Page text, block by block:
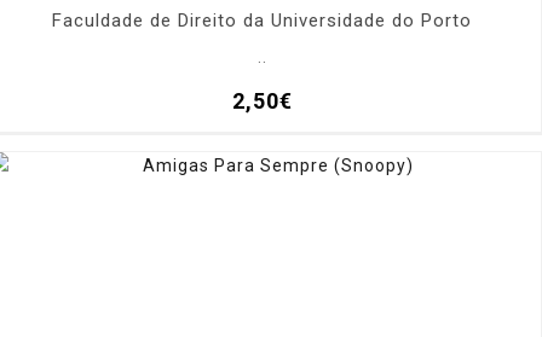
Faculdade de Direito da Universidade do Porto
..
2,50€